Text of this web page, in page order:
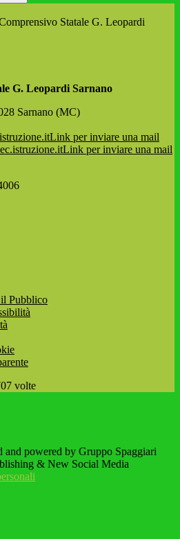
Statale G. Leopardi
G. Leopardi Sarnano
Sarnano (MC)
Link per inviare una mail
Link per inviare una mail
Pubblico
volte
and powered by Gruppo Spaggiari
& New Social Media